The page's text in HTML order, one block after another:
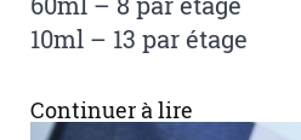
10ml – 13 par étage
Continuer à lire